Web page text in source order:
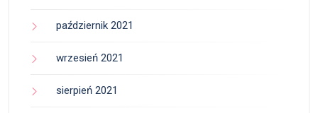
październik 2021
wrzesień 2021
sierpień 2021